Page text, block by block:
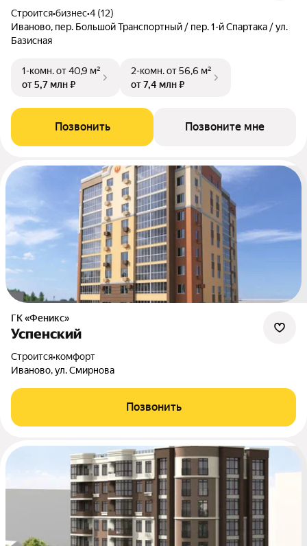
Строится•бизнес•4 (12)
Иваново, пер. Большой Транспортный / пер. 1-й Спартака / ул.
Базисная
1-комн.от 40,9 м²
от 5,7 млн ₽
2-комн.от 56,6 м²
от 7,4 млн ₽
Позвонить Позвоните мне
ГК «Феникс»
Успенский
Строится•комфорт
Иваново, ул. Смирнова
Позвонить